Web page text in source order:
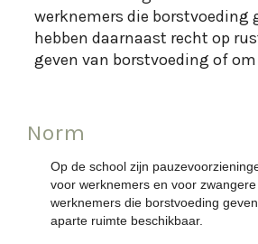
werknemers die borstvoeding
hebben daarnaast recht op
Norm
Op de school zijn
voor werknemers en voor
werknemers die borstvoeding
aparte ruimte beschikbaar.